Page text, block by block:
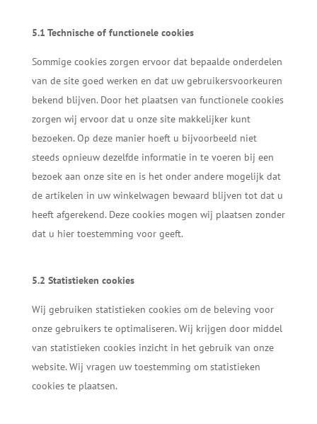
5.1 Technische of functionele cookies
Sommige cookies zorgen ervoor dat bepaalde onderdelen
van de site goed werken en dat uw gebruikersvoorkeuren
bekend blijven. Door het plaatsen van functionele cookies
zorgen wij ervoor dat u onze site makkelijker kunt
bezoeken. Op deze manier hoeft u bijvoorbeeld niet
steeds opnieuw dezelfde informatie in te voeren bij een
bezoek aan onze site en is het onder andere mogelijk dat
de artikelen in uw winkelwagen bewaard blijven tot dat u
heeft afgerekend. Deze cookies mogen wij plaatsen zonder
dat u hier toestemming voor geeft.
5.2 Statistieken cookies
Wij gebruiken statistieken cookies om de beleving voor
onze gebruikers te optimaliseren. Wij krijgen door middel
van statistieken cookies inzicht in het gebruik van onze
website. Wij vragen uw toestemming om statistieken
cookies te plaatsen.